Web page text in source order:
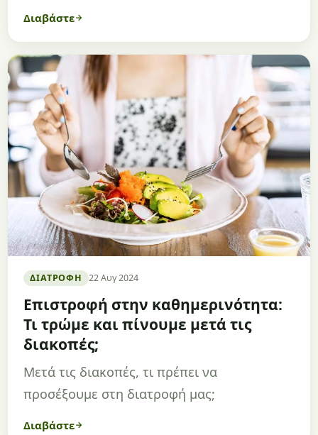
Διαβάστε
ΔΙΑΤΡΟΦΉ 22 Αυγ 2024
Επιστροφή στην καθημερινότητα:
Τι τρώμε και πίνουμε μετά τις
διακοπές;
Μετά τις διακοπές, τι πρέπει να
προσέξουμε στη διατροφή μας;
Διαβάστε